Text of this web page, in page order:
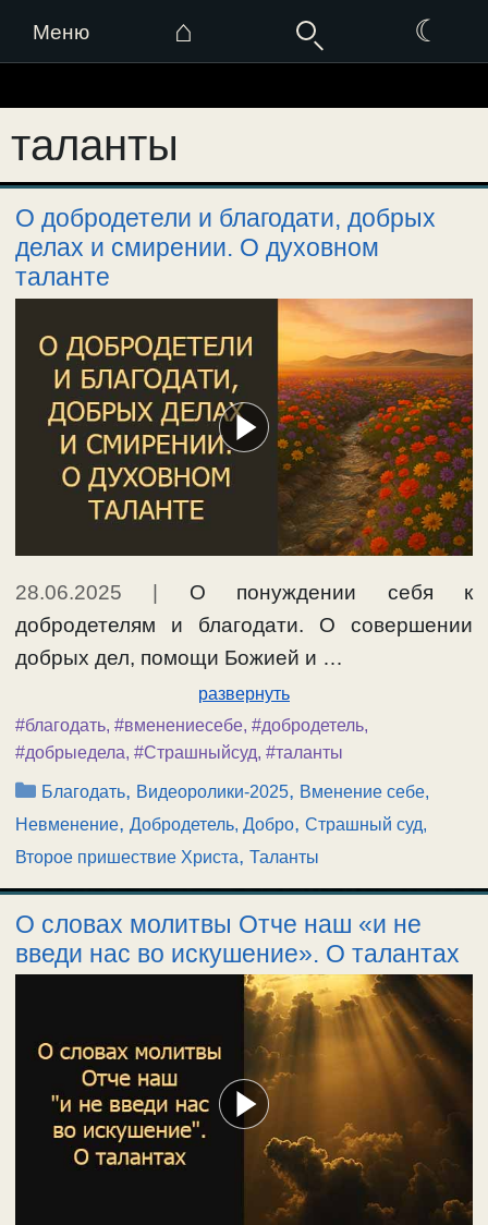
Меню ⌂ ☾
к
содержимому
таланты
О добродетели и благодати, добрых
делах и смирении. О духовном
таланте
28.06.2025 | О понуждении себя к
добродетелям и благодати. О совершении
добрых дел, помощи Божией и …
развернуть
#благодать, #вменениесебе, #добродетель,
#добрыедела, #Страшныйсуд, #таланты
Рубрики
Благодать, Видеоролики-2025, Вменение себе,
Невменение, Добродетель, Добро, Страшный суд,
Второе пришествие Христа, Таланты
О словах молитвы Отче наш «и не
введи нас во искушение». О талантах